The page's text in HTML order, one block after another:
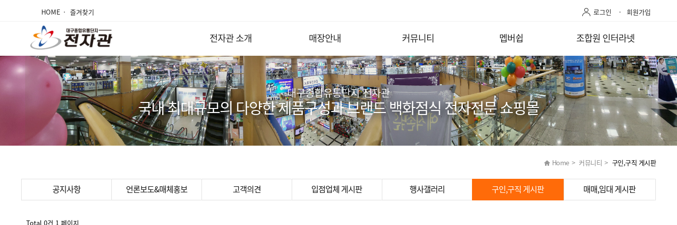
HOME 즐겨찾기 로그인 회원가입
전자관 소개 매장안내 커뮤니티 멥버쉽 조합원 인터라넷
대구종합유통단지 전자관
국내 최대규모의 다양한 제품구성과 브랜드 백화점식 전자전문 쇼핑몰
Home > 커뮤니티 > 구인,구직 게시판
공지사항 언론보도&매체홍보 고객의견 입점업체 게시판 행사갤러리 구인,구직 게시판 매매,임대 게시판
Total 0건 1 페이지